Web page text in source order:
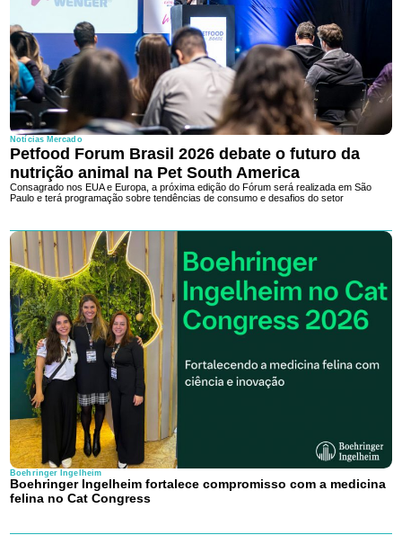
Notícias Mercado
Petfood Forum Brasil 2026 debate o futuro da
nutrição animal na Pet South America
Consagrado nos EUA e Europa, a próxima edição do Fórum será realizada em São
Paulo e terá programação sobre tendências de consumo e desafios do setor
Boehringer Ingelheim
Boehringer Ingelheim fortalece compromisso com a medicina
felina no Cat Congress